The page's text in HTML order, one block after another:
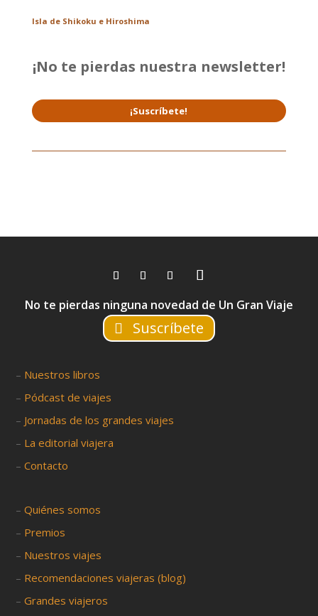
Isla de Shikoku e Hiroshima
¡No te pierdas nuestra newsletter!
¡Suscríbete!
No te pierdas ninguna novedad de Un Gran Viaje
Suscríbete
– Nuestros libros
– Pódcast de viajes
– Jornadas de los grandes viajes
– La editorial viajera
–Contacto
–Quiénes somos
– Premios
– Nuestros viajes
– Recomendaciones viajeras (blog)
–Grandes viajeros